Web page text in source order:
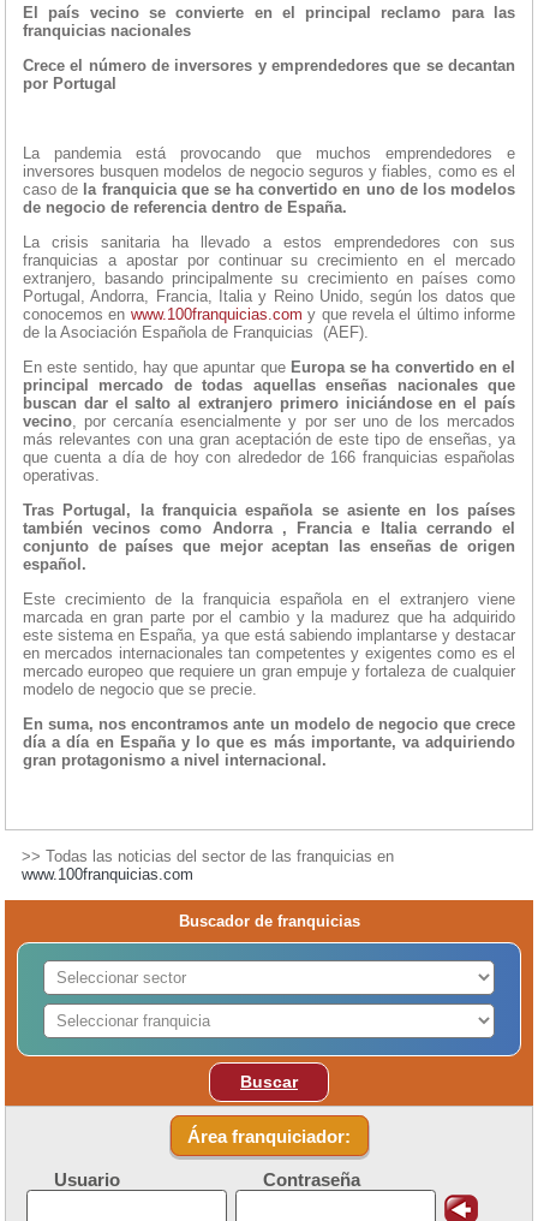
El país vecino se convierte en el principal reclamo para las
franquicias nacionales
Crece el número de inversores y emprendedores que se decantan
por Portugal
La pandemia está provocando que muchos emprendedores e
inversores busquen modelos de negocio seguros y fiables, como es el
caso de la franquicia que se ha convertido en uno de los modelos
de negocio de referencia dentro de España.
La crisis sanitaria ha llevado a estos emprendedores con sus
franquicias a apostar por continuar su crecimiento en el mercado
extranjero, basando principalmente su crecimiento en países como
Portugal, Andorra, Francia, Italia y Reino Unido, según los datos que
conocemos en www.100franquicias.com y que revela el último informe
de la Asociación Española de Franquicias (AEF).
En este sentido, hay que apuntar queEuropa se ha convertido en el
principal mercado de todas aquellas enseñas nacionales que
buscan dar el salto al extranjero primero iniciándose en el país
vecino , por cercanía esencialmente y por ser uno de los mercados
más relevantes con una gran aceptación de este tipo de enseñas, ya
que cuenta a día de hoy con alrededor de 166 franquicias españolas
operativas.
Tras Portugal, la franquicia española se asiente en los países
también vecinos como Andorra , Francia e Italia cerrando el
conjunto de países que mejor aceptan las enseñas de origen
español.
Este crecimiento de la franquicia española en el extranjero viene
marcada en gran parte por el cambio y la madurez que ha adquirido
este sistema en España, ya que está sabiendo implantarse y destacar
en mercados internacionales tan competentes y exigentes como es el
mercado europeo que requiere un gran empuje y fortaleza de cualquier
modelo de negocio que se precie.
En suma, nos encontramos ante un modelo de negocio que crece
día a día en España y lo que es más importante, va adquiriendo
gran protagonismo a nivel internacional.
>> Todas las noticias del sector de las franquicias en
www.100franquicias.com
Buscador de franquicias
Buscar
Área franquiciador:
Usuario Contraseña